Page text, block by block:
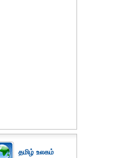
தமிழ் உலகம்